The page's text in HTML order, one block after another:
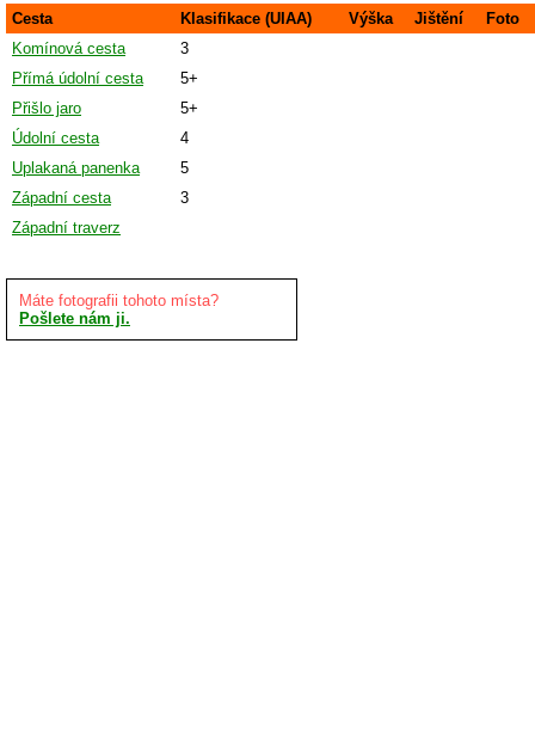
Cesta Klasifikace (UIAA) Výška Jištění
Foto
Komínová cesta
3
Přímá údolní cesta
5+
Přišlo jaro
5+
Údolní cesta
4
Uplakaná panenka
5
Západní cesta
3
Západní traverz
Máte fotografii tohoto místa?
Pošlete nám ji.